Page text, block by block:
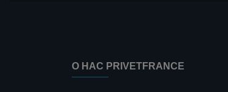
О НАС PRIVETFRANCE